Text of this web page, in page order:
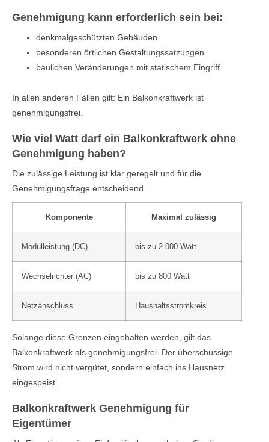
Genehmigung kann erforderlich sein bei:
denkmalgeschützten Gebäuden
besonderen örtlichen Gestaltungssatzungen
baulichen Veränderungen mit statischem Eingriff
In allen anderen Fällen gilt: Ein Balkonkraftwerk ist
genehmigungsfrei.
Wie viel Watt darf ein Balkonkraftwerk ohne
Genehmigung haben?
Die zulässige Leistung ist klar geregelt und für die
Genehmigungsfrage entscheidend.
Komponente Maximal zulässig
Modulleistung (DC) bis zu 2.000 Watt
Wechselrichter (AC) bis zu 800 Watt
Netzanschluss Haushaltsstromkreis
Solange diese Grenzen eingehalten werden, gilt das
Balkonkraftwerk als genehmigungsfrei. Der überschüssige
Strom wird nicht vergütet, sondern einfach ins Hausnetz
eingespeist.
Balkonkraftwerk Genehmigung für
Eigentümer